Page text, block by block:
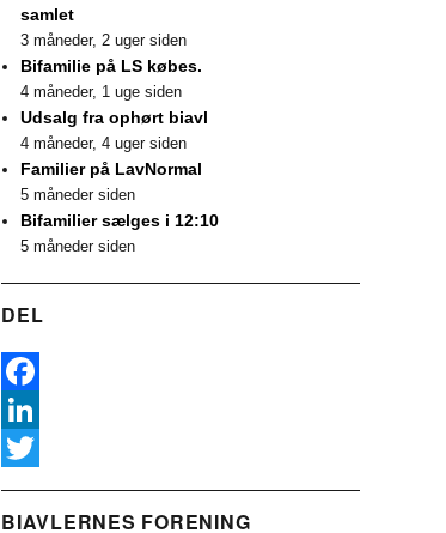
samlet
3 måneder, 2 uger siden
Bifamilie på LS købes.
4 måneder, 1 uge siden
Udsalg fra ophørt biavl
4 måneder, 4 uger siden
Familier på LavNormal
5 måneder siden
Bifamilier sælges i 12:10
5 måneder siden
DEL
F
a
e
L
nw
BIAVLERNES FORENING